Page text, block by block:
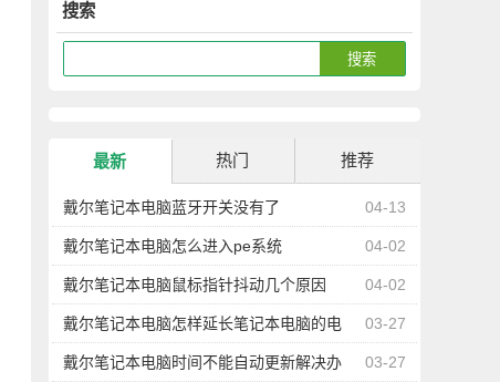
搜索
最新 热门 推荐
04-13
戴尔笔记本电脑蓝牙开关没有了
04-02
戴尔笔记本电脑怎么进入pe系统
04-02
戴尔笔记本电脑鼠标指针抖动几个原因
03-27
戴尔笔记本电脑怎样延长笔记本电脑的电
池寿命？ 03-27
戴尔笔记本电脑时间不能自动更新解决办